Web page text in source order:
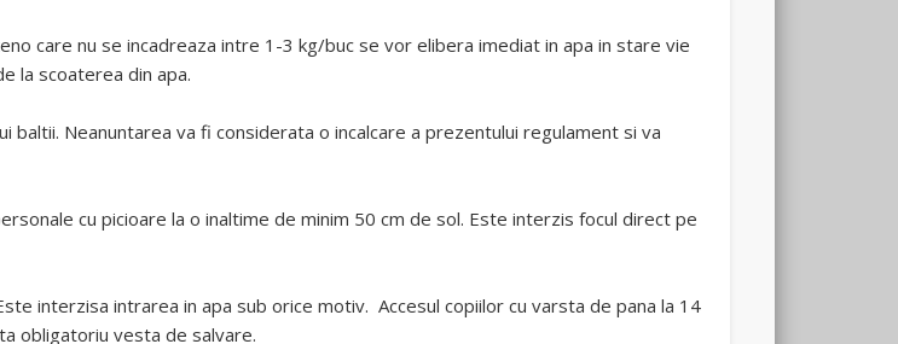
care nu se incadreaza intre 1-3 kg/buc se vor elibera imediat in apa in stare vie
la scoaterea din apa.
Neanuntarea va fi considerata o incalcare a prezentului regulament si va
cu picioare la o inaltime de minim 50 cm de sol. Este interzis focul direct pe
interzisa intrarea in apa sub orice motiv. Accesul copiilor cu varsta de pana la 14
obligatoriu vesta de salvare.